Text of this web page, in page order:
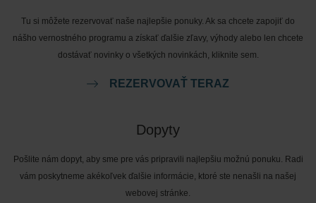
Tu si môžete rezervovať naše najlepšie ponuky. Ak sa chcete zapojiť do
nášho vernostného programu a získať ďalšie zľavy, výhody alebo len chcete
dostávať novinky o všetkých novinkách, kliknite sem.
REZERVOVAŤ TERAZ
Dopyty
Pošlite nám dopyt, aby sme pre vás pripravili najlepšiu možnú ponuku. Radi
vám poskytneme akékoľvek ďalšie informácie, ktoré ste nenašli na našej
webovej stránke.